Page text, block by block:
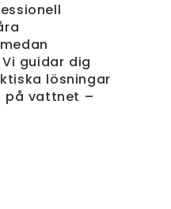
guidar dig
lösningar
på vattnet –